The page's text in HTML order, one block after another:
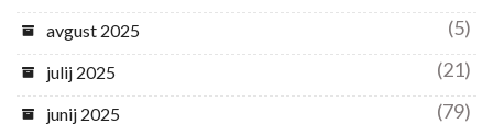
avgust 2025 (5)
julij 2025 (21)
junij 2025 (79)